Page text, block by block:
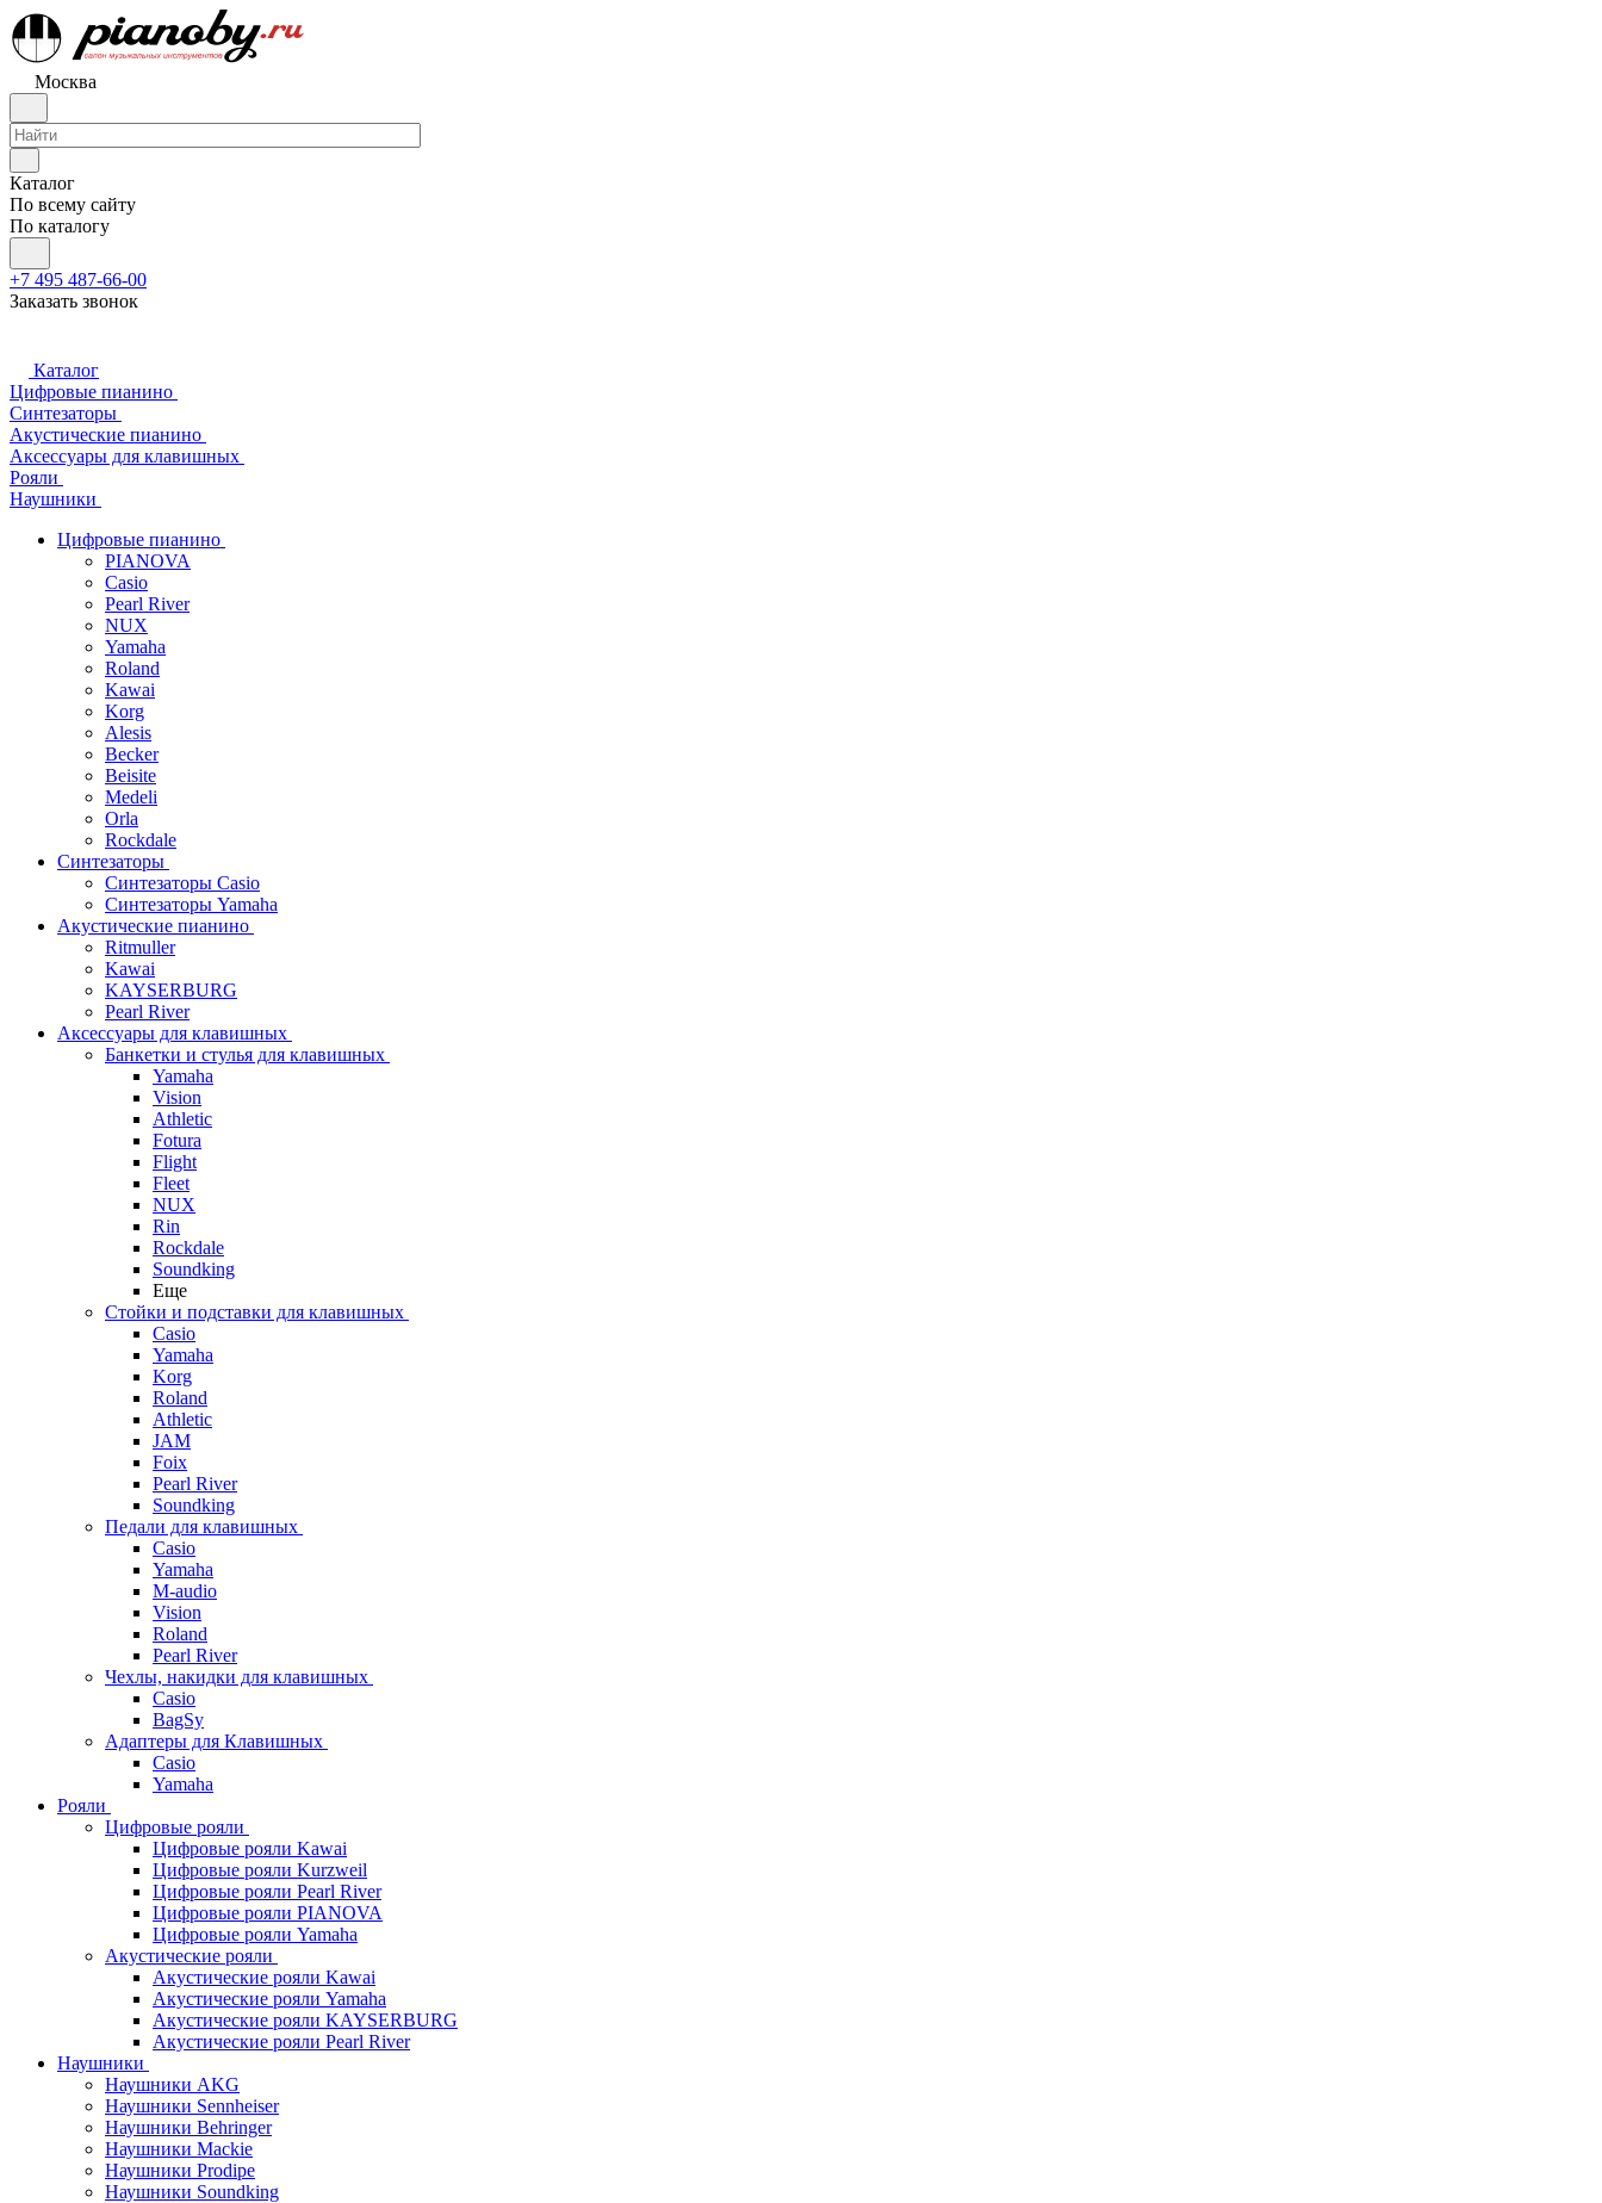
Москва
Каталог
По всему сайту
По каталогу
+7 495 487-66-00
Заказать звонок
Каталог
Цифровые пианино
Синтезаторы
Акустические пианино
Аксессуары для клавишных
Рояли
Наушники
Цифровые пианино
PIANOVA
Casio
Pearl River
NUX
Yamaha
Roland
Kawai
Korg
Alesis
Becker
Beisite
Medeli
Orla
Rockdale
Синтезаторы
Синтезаторы Casio
Синтезаторы Yamaha
Акустические пианино
Ritmuller
Kawai
KAYSERBURG
Pearl River
Аксессуары для клавишных
Банкетки и стулья для клавишных
Yamaha
Vision
Athletic
Fotura
Flight
Fleet
NUX
Rin
Rockdale
Soundking
Еще
Стойки и подставки для клавишных
Casio
Yamaha
Korg
Roland
Athletic
JAM
Foix
Pearl River
Soundking
Педали для клавишных
Casio
Yamaha
M-audio
Vision
Roland
Pearl River
Чехлы, накидки для клавишных
Casio
BagSy
Адаптеры для Клавишных
Casio
Yamaha
Рояли
Цифровые рояли
Цифровые рояли Kawai
Цифровые рояли Kurzweil
Цифровые рояли Pearl River
Цифровые рояли PIANOVA
Цифровые рояли Yamaha
Акустические рояли
Акустические рояли Kawai
Акустические рояли Yamaha
Акустические рояли KAYSERBURG
Акустические рояли Pearl River
Наушники
Наушники AKG
Наушники Sennheiser
Наушники Behringer
Наушники Mackie
Наушники Prodipe
Наушники Soundking